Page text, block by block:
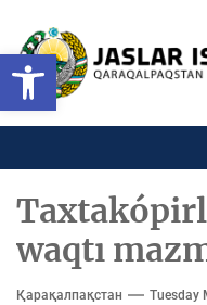
Open toolbar
content
Ózbekstan
waqtı
Қарақалпақстан Tuesday